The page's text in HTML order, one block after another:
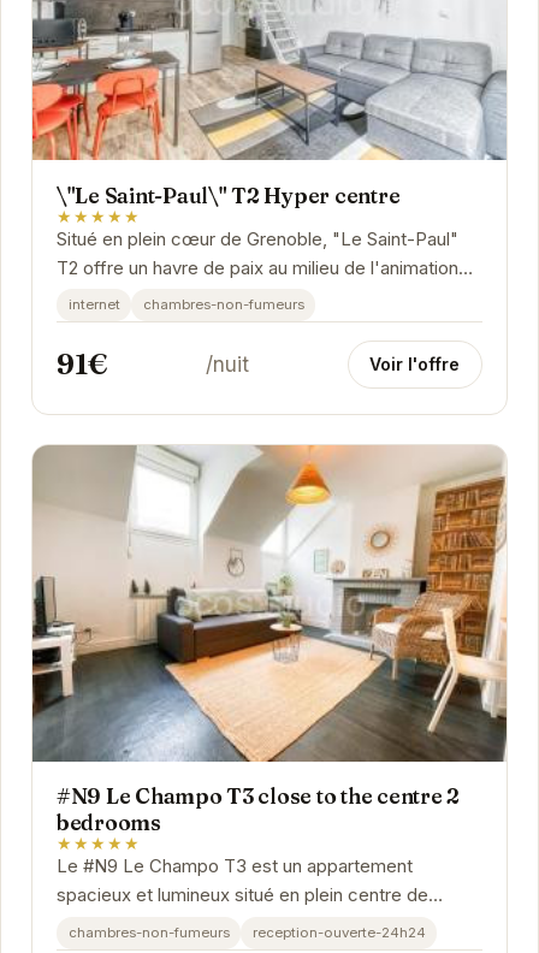
\"Le Saint-Paul\" T2 Hyper centre
★★★★★
Situé en plein cœur de Grenoble, "Le Saint-Paul"
T2 offre un havre de paix au milieu de l'animation
urbaine. Cet appartement élégant et...
internet chambres-non-fumeurs
91€ /nuit Voir l'offre
#N9 Le Champo T3 close to the centre 2
bedrooms
★★★★★
Le #N9 Le Champo T3 est un appartement
spacieux et lumineux situé en plein centre de
Grenoble. Il est idéal pour les familles ou les
chambres-non-fumeurs reception-ouverte-24h24